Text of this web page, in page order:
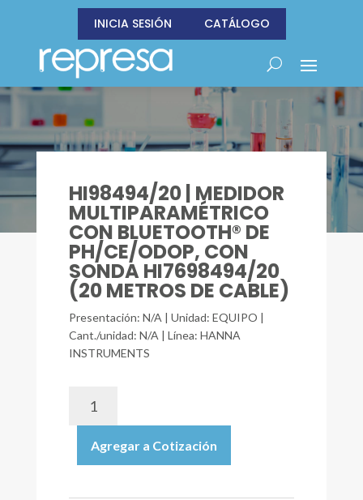
INICIA SESIÓN CATÁLOGO
HI98494/20 | MEDIDOR
MULTIPARAMÉTRICO
CON BLUETOOTH® DE
PH/CE/ODOP, CON
SONDA HI7698494/20
(20 METROS DE CABLE)
Presentación: N/A | Unidad: EQUIPO |
Cant./unidad: N/A | Línea: HANNA
INSTRUMENTS
MULTIPARAMÉTRICO
CON
Agregar a Cotización